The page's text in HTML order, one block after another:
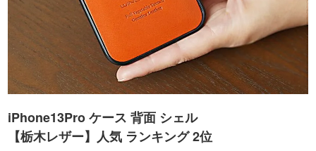
iPhone13Pro ケース 背面 シェル
【栃木レザー】人気 ランキング 2位